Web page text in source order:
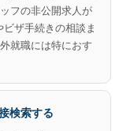
フの非公開求人が
ザ手続きの相談ま
就職には特におす
検索する